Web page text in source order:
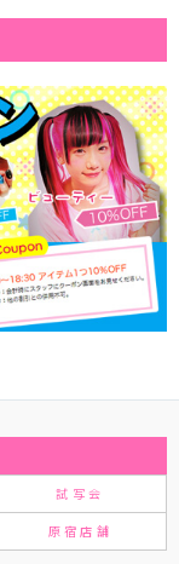
試写会
原宿店舗